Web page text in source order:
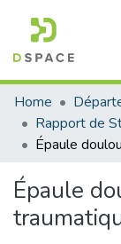
Communities &
All of DSpace
Statistics
Home
Rapport de
Épaule